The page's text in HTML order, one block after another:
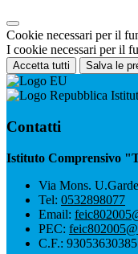
Cookie necessari per il
I cookie necessari per il
Accetta tutti Salva le
Contatti
Istituto Comprensivo
Via Mons.
Tel: 0532898077
Email:
PEC:
C.F.: 93053630385